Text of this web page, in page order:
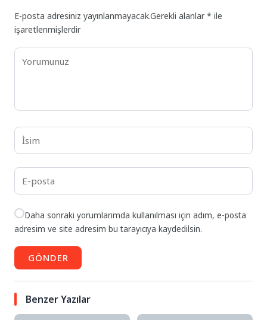
E-posta adresiniz yayınlanmayacak.Gerekli alanlar* ile
işaretlenmişlerdir
Daha sonraki yorumlarımda kullanılması için adım, e-posta
adresim ve site adresim bu tarayıcıya kaydedilsin.
GÖNDER
Benzer Yazılar